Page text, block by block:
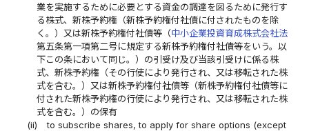
業を実施するために必要とする資金の調達を図るために発行す
る株式、新株予約権（新株予約権付社債に付されたものを除
く。）又は新株予約権付社債等（中小企業投資育成株式会社法
第五条第一項第二号に規定する新株予約権付社債等をいう。以
下この条において同じ。）の引受け及び当該引受けに係る株
式、新株予約権（その行使により発行され、又は移転された株
式を含む。）又は新株予約権付社債等（新株予約権付社債等に
付された新株予約権の行使により発行され、又は移転された株
式を含む。）の保有
(ii)
to subscribe shares, to apply for share options (except